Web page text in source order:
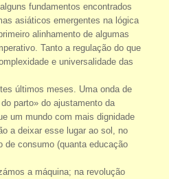
fundamentos encontrados
asiáticos emergentes na lógica
alinhamento de algumas
Tanto a regulação do que
e universalidade das
últimos meses. Uma onda de
parto» do ajustamento da
um mundo com mais dignidade
a deixar esse lugar ao sol, no
de consumo (quanta educação
a máquina; na revolução